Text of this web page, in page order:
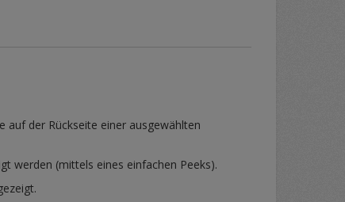
auf der Rückseite einer ausgewählten
werden (mittels eines einfachen Peeks).